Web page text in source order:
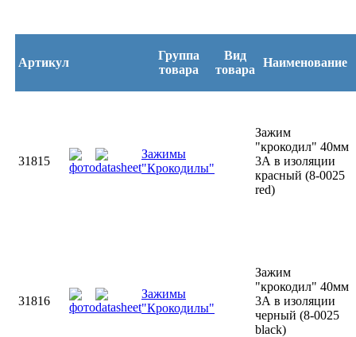
Артикул
Группа
товара
Вид
товара
Наименование
31815
Зажимы
"Крокодилы"
Зажим
"крокодил" 40мм
3А в изоляции
красный (8-0025
red)
31816
Зажимы
"Крокодилы"
Зажим
"крокодил" 40мм
3А в изоляции
черный (8-0025
black)